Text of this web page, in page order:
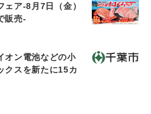
ェア-8月7日（金）
販売-
オン電池などの小
クスを新たに15カ